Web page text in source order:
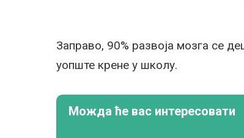
Заправо, 90% развоја мозга се
уопште крене у школу.
Можда ће вас интересовати